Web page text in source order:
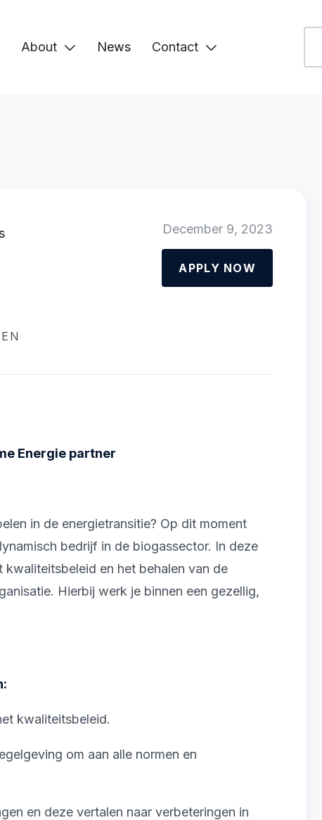
About  News Contact 
December 9, 2023
APPLY NOW
Energie partner
in de energietransitie? Op dit moment
bedrijf in de biogassector. In deze
en het behalen van de
Hierbij werk je binnen een gezellig,
kwaliteitsbeleid.
om aan alle normen en
en deze vertalen naar verbeteringen in